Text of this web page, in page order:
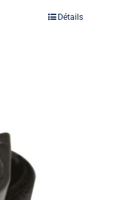
Détails